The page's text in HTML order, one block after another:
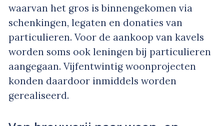
waarvan het gros is binnengekomen via
schenkingen, legaten en donaties van
particulieren. Voor de aankoop van kavels
worden soms ook leningen bij particulieren
aangegaan. Vijfentwintig woonprojecten
konden daardoor inmiddels worden
gerealiseerd.